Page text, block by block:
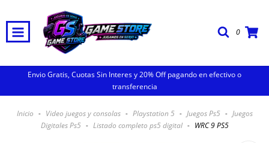
0
Envio Gratis, Cuotas Sin Interes y 20% Off pagando en efectivo o
transferencia
Inicio - Video juegos y consolas - Playstation 5 - Juegos Ps5 - Juegos
Digitales Ps5 - Listado completo ps5 digital - WRC 9 PS5